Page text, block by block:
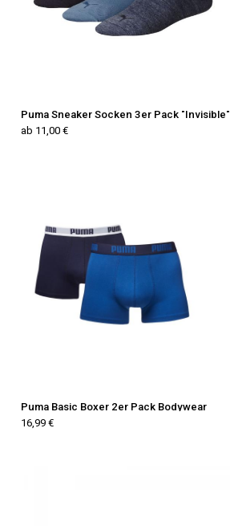
Puma Sneaker Socken 3er Pack "Invisible"
ab 11,00 €
Puma Basic Boxer 2er Pack Bodywear
16,99 €